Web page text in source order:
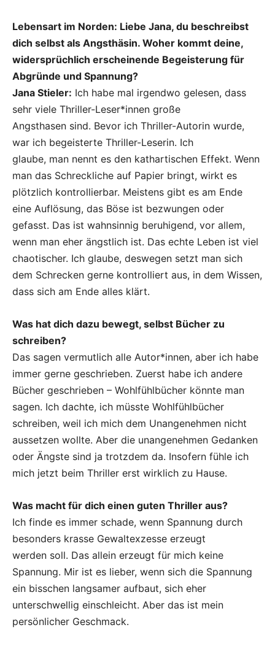
Lebensart im Norden: Liebe Jana, du beschreibst
dich selbst als Angsthäsin. Woher kommt deine,
widersprüchlich erscheinende Begeisterung für
Abgründe und Spannung?
Jana Stieler: Ich habe mal irgendwo gelesen, dass
sehr viele Thriller-Leser*innen große
Angsthasen sind. Bevor ich Thriller-Autorin wurde,
war ich begeisterte Thriller-Leserin. Ich
glaube, man nennt es den kathartischen Effekt. Wenn
man das Schreckliche auf Papier bringt, wirkt es
plötzlich kontrollierbar. Meistens gibt es am Ende
eine Auflösung, das Böse ist bezwungen oder
gefasst. Das ist wahnsinnig beruhigend, vor allem,
wenn man eher ängstlich ist. Das echte Leben ist viel
chaotischer. Ich glaube, deswegen setzt man sich
dem Schrecken gerne kontrolliert aus, in dem Wissen,
dass sich am Ende alles klärt.
Was hat dich dazu bewegt, selbst Bücher zu
schreiben?
Das sagen vermutlich alle Autor*innen, aber ich habe
immer gerne geschrieben. Zuerst habe ich andere
Bücher geschrieben – Wohlfühlbücher könnte man
sagen. Ich dachte, ich müsste Wohlfühlbücher
schreiben, weil ich mich dem Unangenehmen nicht
aussetzen wollte. Aber die unangenehmen Gedanken
oder Ängste sind ja trotzdem da. Insofern fühle ich
mich jetzt beim Thriller erst wirklich zu Hause.
Was macht für dich einen guten Thriller aus?
Ich finde es immer schade, wenn Spannung durch
besonders krasse Gewaltexzesse erzeugt
werden soll. Das allein erzeugt für mich keine
Spannung. Mir ist es lieber, wenn sich die Spannung
ein bisschen langsamer aufbaut, sich eher
unterschwellig einschleicht. Aber das ist mein
persönlicher Geschmack.